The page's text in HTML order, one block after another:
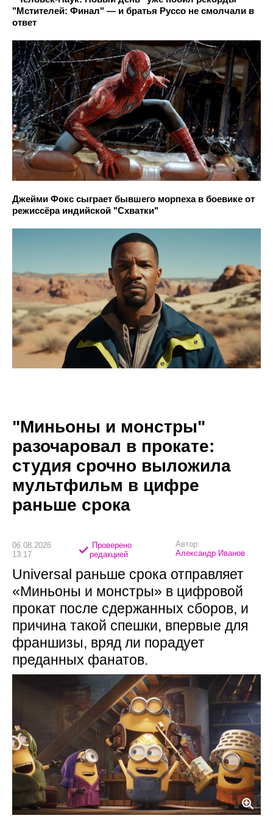
"Мстителей: Финал" — и братья Руссо не смолчали в
ответ
Джейми Фокс сыграет бывшего морпеха в боевике от
режиссёра индийской "Схватки"
"Миньоны и монстры"
разочаровал в прокате:
студия срочно выложила
мультфильм в цифре
раньше срока
06.08.2026
13:17
Проверено
редакцией
Автор:
Александр Иванов
Universal раньше срока отправляет
«Миньоны и монстры» в цифровой
прокат после сдержанных сборов, и
причина такой спешки, впервые для
франшизы, вряд ли порадует
преданных фанатов.